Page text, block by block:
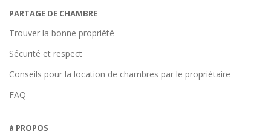
PARTAGE DE CHAMBRE
Trouver la bonne propriété
Sécurité et respect
Conseils pour la location de chambres par le propriétaire
FAQ
à PROPOS